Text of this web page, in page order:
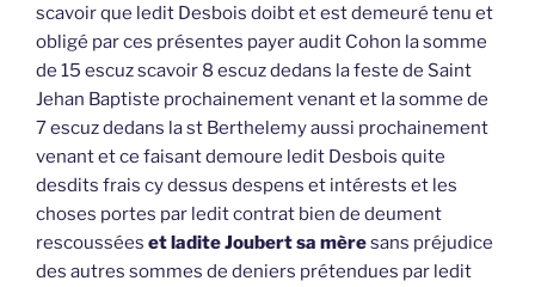
scavoir que ledit Desbois doibt et est demeuré tenu et
obligé par ces présentes payer audit Cohon la somme
de 15 escuz scavoir 8 escuz dedans la feste de Saint
Jehan Baptiste prochainement venant et la somme de
7 escuz dedans la st Berthelemy aussi prochainement
venant et ce faisant demoure ledit Desbois quite
desdits frais cy dessus despens et intérests et les
choses portes par ledit contrat bien de deument
rescoussées et ladite Joubert sa mèresans préjudice
des autres sommes de deniers prétendues par ledit